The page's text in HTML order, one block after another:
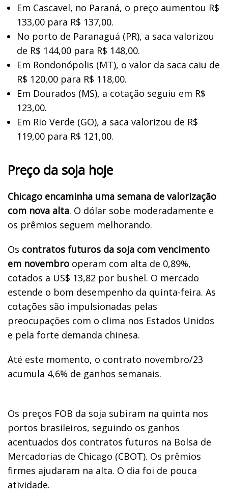
Em Cascavel, no Paraná, o preço aumentou R$
133,00 para R$ 137,00.
No porto de Paranaguá (PR), a saca valorizou
de R$ 144,00 para R$ 148,00.
Em Rondonópolis (MT), o valor da saca caiu de
R$ 120,00 para R$ 118,00.
Em Dourados (MS), a cotação seguiu em R$
123,00.
Em Rio Verde (GO), a saca valorizou de R$
119,00 para R$ 121,00.
Preço da soja hoje
Chicago encaminha uma semana de valorização
com nova alta. O dólar sobe moderadamente e
os prêmios seguem melhorando.
Os contratos futuros da soja com vencimento
em novembro operam com alta de 0,89%,
cotados a US$ 13,82 por bushel. O mercado
estende o bom desempenho da quinta-feira. As
cotações são impulsionadas pelas
preocupações com o clima nos Estados Unidos
e pela forte demanda chinesa.
Até este momento, o contrato novembro/23
acumula 4,6% de ganhos semanais.
Os preços FOB da soja subiram na quinta nos
portos brasileiros, seguindo os ganhos
acentuados dos contratos futuros na Bolsa de
Mercadorias de Chicago (CBOT). Os prêmios
firmes ajudaram na alta. O dia foi de pouca
atividade.